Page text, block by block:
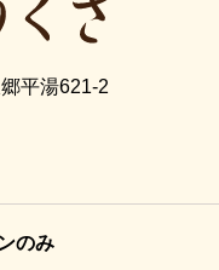
平湯621-2
のみ